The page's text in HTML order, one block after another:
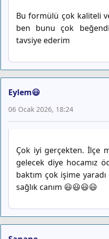
Bu formülü çok kaliteli
ben bunu çok
tavsiye ederim
Eylem😃
06 Ocak 2026, 18:24
Çok iyi gerçekten. İlçe
gelecek diye hocamız
baktım çok işime
sağlık canım 😃😃😃😃